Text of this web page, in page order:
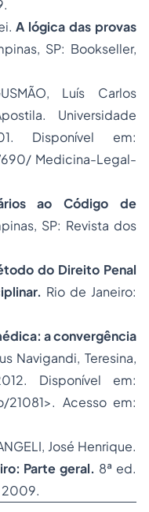
A lógica das provas
SP: Bookseller,
Luís Carlos
Universidade
Disponível em:
Medicina-Legal-
ao Código de
SP: Revista dos
do Direito Penal
Rio de Janeiro:
a convergência
Navigandi, Teresina,
Disponível em:
21081>. Acesso em:
José Henrique.
Parte geral. 8ª ed.
2009.